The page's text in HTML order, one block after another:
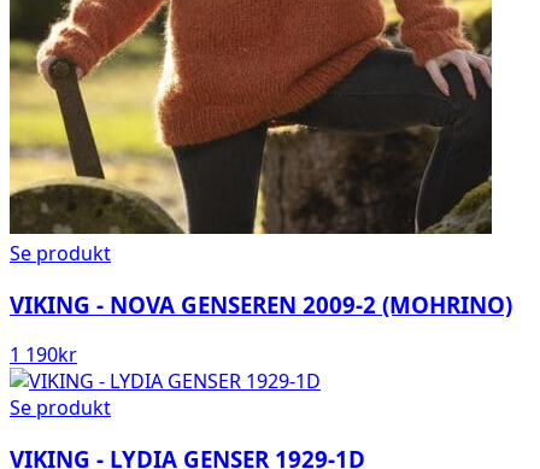
Se produkt
VIKING - NOVA GENSEREN 2009-2 (MOHRINO)
1 190kr
Se produkt
VIKING - LYDIA GENSER 1929-1D